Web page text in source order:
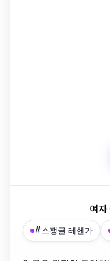
여자
#스팽글 레헨가